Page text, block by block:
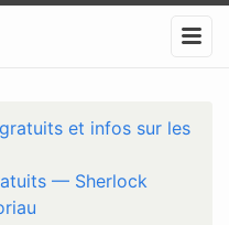
et infos sur les
— Sherlock